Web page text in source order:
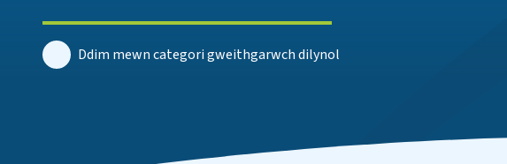
Ddim mewn categori gweithgarwch dilynol